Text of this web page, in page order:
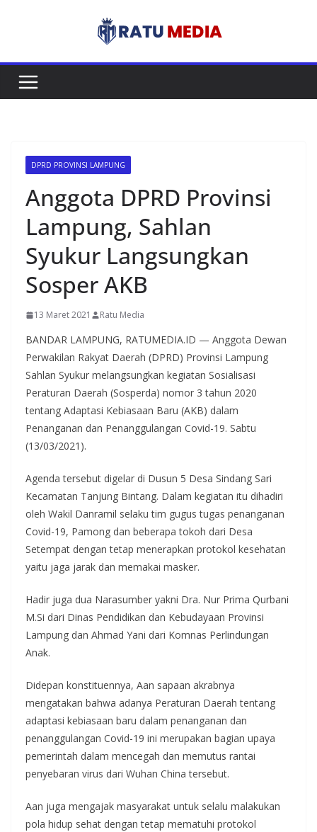
DPRD PROVINSI LAMPUNG
Anggota DPRD Provinsi
Lampung, Sahlan
Syukur Langsungkan
Sosper AKB
13 Maret 2021 Ratu Media
BANDAR LAMPUNG, RATUMEDIA.ID — Anggota Dewan
Perwakilan Rakyat Daerah (DPRD) Provinsi Lampung
Sahlan Syukur melangsungkan kegiatan Sosialisasi
Peraturan Daerah (Sosperda) nomor 3 tahun 2020
tentang Adaptasi Kebiasaan Baru (AKB) dalam
Penanganan dan Penanggulangan Covid-19. Sabtu
(13/03/2021).
Agenda tersebut digelar di Dusun 5 Desa Sindang Sari
Kecamatan Tanjung Bintang. Dalam kegiatan itu dihadiri
oleh Wakil Danramil selaku tim gugus tugas penanganan
Covid-19, Pamong dan beberapa tokoh dari Desa
Setempat dengan tetap menerapkan protokol kesehatan
yaitu jaga jarak dan memakai masker.
Hadir juga dua Narasumber yakni Dra. Nur Prima Qurbani
M.Si dari Dinas Pendidikan dan Kebudayaan Provinsi
Lampung dan Ahmad Yani dari Komnas Perlindungan
Anak.
Didepan konstituennya, Aan sapaan akrabnya
mengatakan bahwa adanya Peraturan Daerah tentang
adaptasi kebiasaan baru dalam penanganan dan
penanggulangan Covid-19 ini merupakan bagian upaya
pemerintah dalam mencegah dan memutus rantai
penyebaran virus dari Wuhan China tersebut.
Aan juga mengajak masyarakat untuk selalu malakukan
pola hidup sehat dengan tetap mematuhi protokol